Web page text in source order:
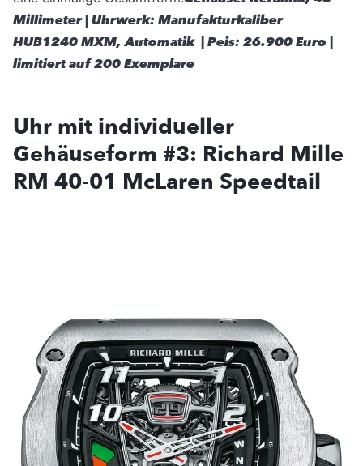
Millimeter | Uhrwerk: Manufakturkaliber
HUB1240 MXM, Automatik | Peis: 26.900 Euro |
limitiert auf 200 Exemplare
Uhr mit individueller
Gehäuseform #3: Richard Mille
RM 40-01 McLaren Speedtail